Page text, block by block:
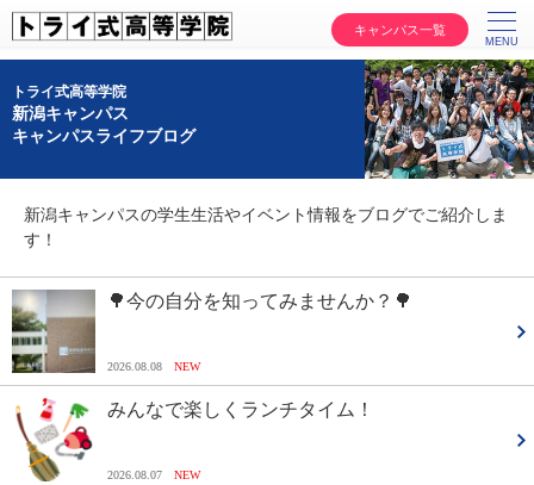
キャンパス一覧
トライ式高等学院
新潟キャンパス
キャンパスライフブログ
新潟キャンパスの学生生活やイベント情報をブログでご紹介しま
す！
🌳今の自分を知ってみませんか？🌳
2026.08.08 NEW
みんなで楽しくランチタイム！
2026.08.07 NEW